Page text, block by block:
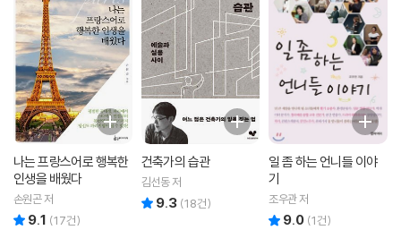
나는 프랑스어로 행복한
인생을 배웠다
손원곤 저
9.1 (17건)
건축가의 습관
김선동 저
9.3 (18건)
일 좀 하는 언니들 이야
기
조우관 저
9.0 (1건)